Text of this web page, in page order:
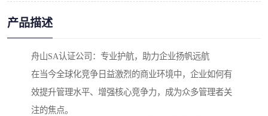
产品描述
舟山SA认证公司：专业护航，助力企业扬帆远航
在当今全球化竞争日益激烈的商业环境中，企业如何有
效提升管理水平、增强核心竞争力，成为众多管理者关
注的焦点。